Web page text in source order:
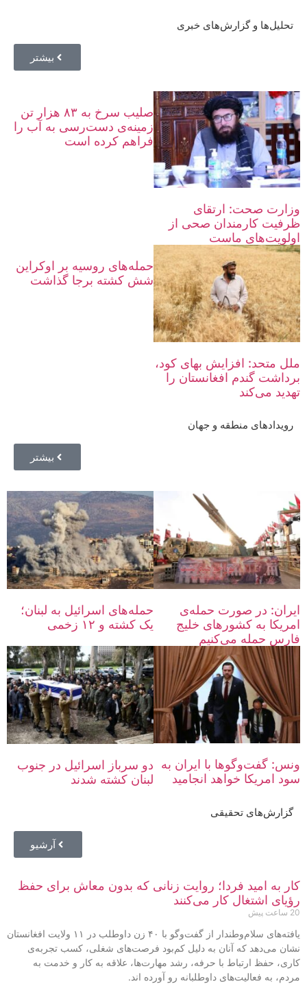
تحلیل‌ها و گزارش‌های خبری
بیشتر
وزارت صحت: ارتقای
ظرفیت کارمندان صحی از
اولویت‌های ماست
صلیب سرخ به ۸۳ هزار تن
زمینه‌ی دست‌رسی به آب را
فراهم کرده است
ملل متحد: افزایش بهای کود،
برداشت گندم افغانستان را
تهدید می‌کند
حمله‌های روسیه بر اوکراین
شش کشته برجا گذاشت
رویدادهای منطقه و جهان
بیشتر
ایران: در صورت حمله‌ی
امریکا به کشورهای خلیج
فارس حمله می‌کنیم
حمله‌های اسرائیل به لبنان؛
یک کشته و ۱۲ زخمی
ونس: گفت‌وگوها با ایران به
سود امریکا خواهد انجامید
دو سرباز اسرائیل در جنوب
لبنان کشته شدند
گزارش‌های تحقیقی
آرشیو
کار به امید فردا؛ روایت زنانی که بدون معاش برای حفظ
رؤیای اشتغال کار می‌کنند
20 ساعت پیش
یافته‌های سلام‌وطندار از گفت‌وگو با ۴۰ زن داوطلب در ۱۱ ولایت افغانستان
نشان می‌دهد که آنان به دلیل کم‌بود فرصت‌های شغلی، کسب تجربه‌ی
کاری، حفظ ارتباط با حرفه، رشد مهارت‌ها، علاقه به کار و خدمت به
مردم، به فعالیت‌های داوطلبانه رو آورده‌ اند.